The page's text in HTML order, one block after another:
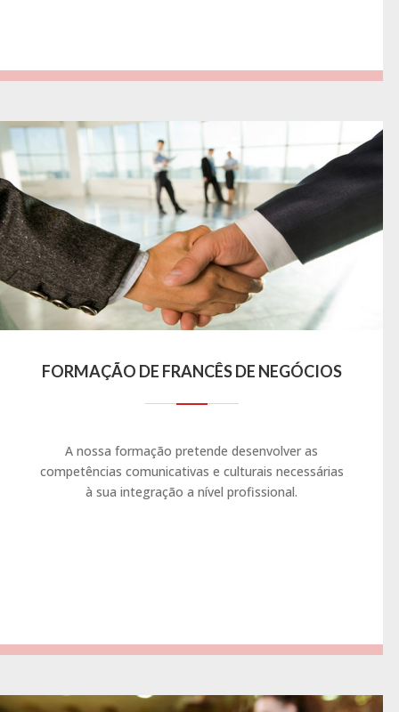
FORMAÇÃO DE FRANCÊS DE NEGÓCIOS
A nossa formação pretende desenvolver as
competências comunicativas e culturais necessárias
à sua integração a nível profissional.